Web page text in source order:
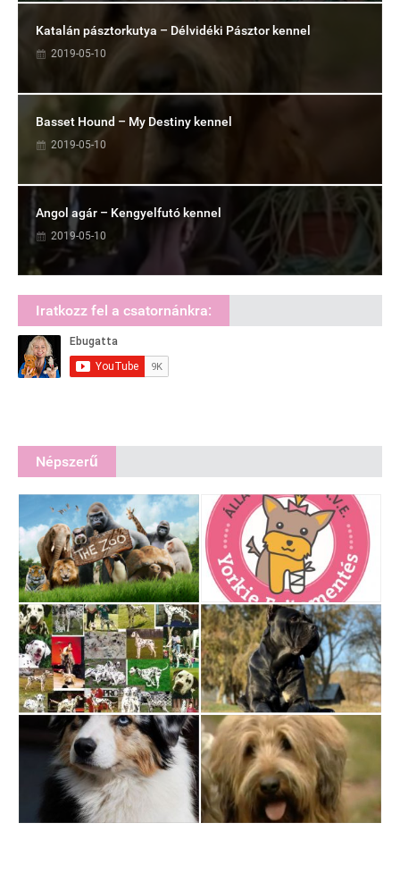
Katalán pásztorkutya – Délvidéki Pásztor kennel
2019-05-10
Basset Hound – My Destiny kennel
2019-05-10
Angol agár – Kengyelfutó kennel
2019-05-10
Iratkozz fel a csatornánkra:
Népszerű